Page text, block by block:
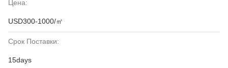
Цена:
USD300-1000/㎡
Срок Поставки:
15days